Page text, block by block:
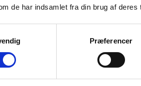
de har indsamlet fra din brug af deres
Præferencer
som en artikel i bladet BEG.
trykke på billedet herunder: